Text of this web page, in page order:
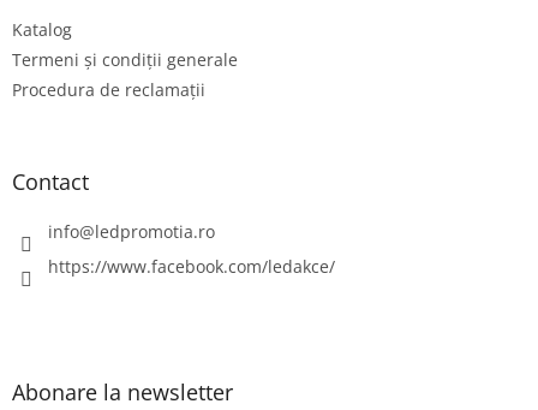
Katalog
Termeni și condiții generale
Procedura de reclamații
Contact
info@ledpromotia.ro
https://www.facebook.com/ledakce/
Abonare la newsletter